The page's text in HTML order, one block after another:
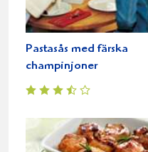
Pastasås med färska
champinjoner